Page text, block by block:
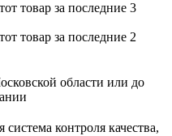
товар за последние 3
товар за последние 2
области или до
система контроля качества,